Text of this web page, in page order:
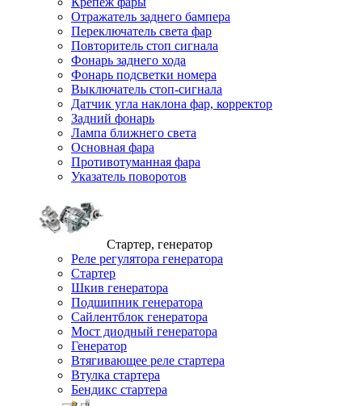
Отражатель заднего бампера
Переключатель света фар
Повторитель стоп сигнала
Фонарь заднего хода
Фонарь подсветки номера
Выключатель стоп-сигнала
Датчик угла наклона фар, корректор
Задний фонарь
Лампа ближнего света
Основная фара
Противотуманная фара
Указатель поворотов
Стартер, генератор
Реле регулятора генератора
Стартер
Шкив генератора
Подшипник генератора
Сайлентблок генератора
Мост диодный генератора
Генератор
Втягивающее реле стартера
Втулка стартера
Бендикс стартера